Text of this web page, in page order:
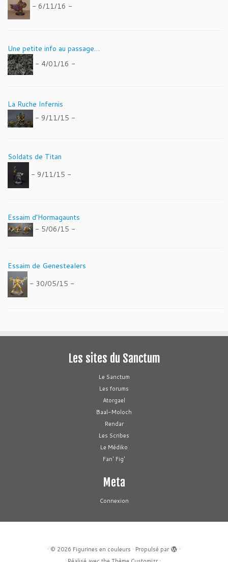
- 6/11/16 -
Une petite info au passage…
- 4/01/16 -
La Ruche Infernis
- 9/11/15 -
Soldats de Titan
- 9/11/15 -
Essaim d’Hormagaunts
- 5/06/15 -
Essaim de Genestealers
- 30/05/15 -
Les sites du Sanctum
Le Sanctum
Les forums
Atorgael
Baal-Moloch
Rendar
Les Scribes
Le Médiko
Fan' Fig'
Meta
Connexion
· © 2026 Figurines en couleurs · Propulsé par
·